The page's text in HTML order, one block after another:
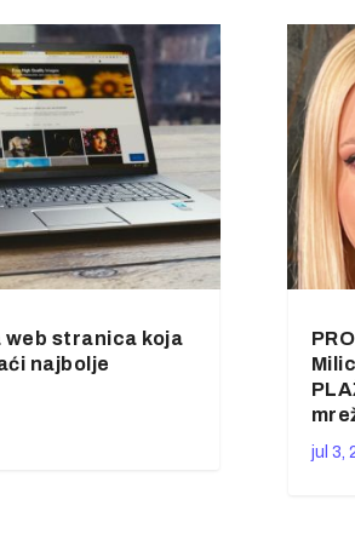
web stranica koja
najbolje
jul 3,